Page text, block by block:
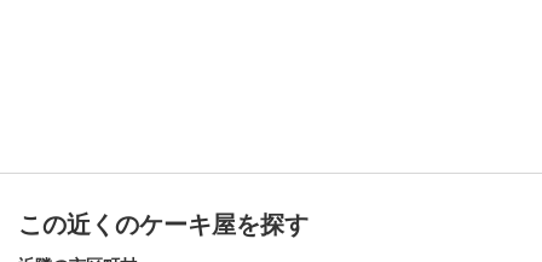
この近くのケーキ屋を探す